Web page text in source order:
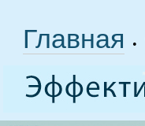
Главная •